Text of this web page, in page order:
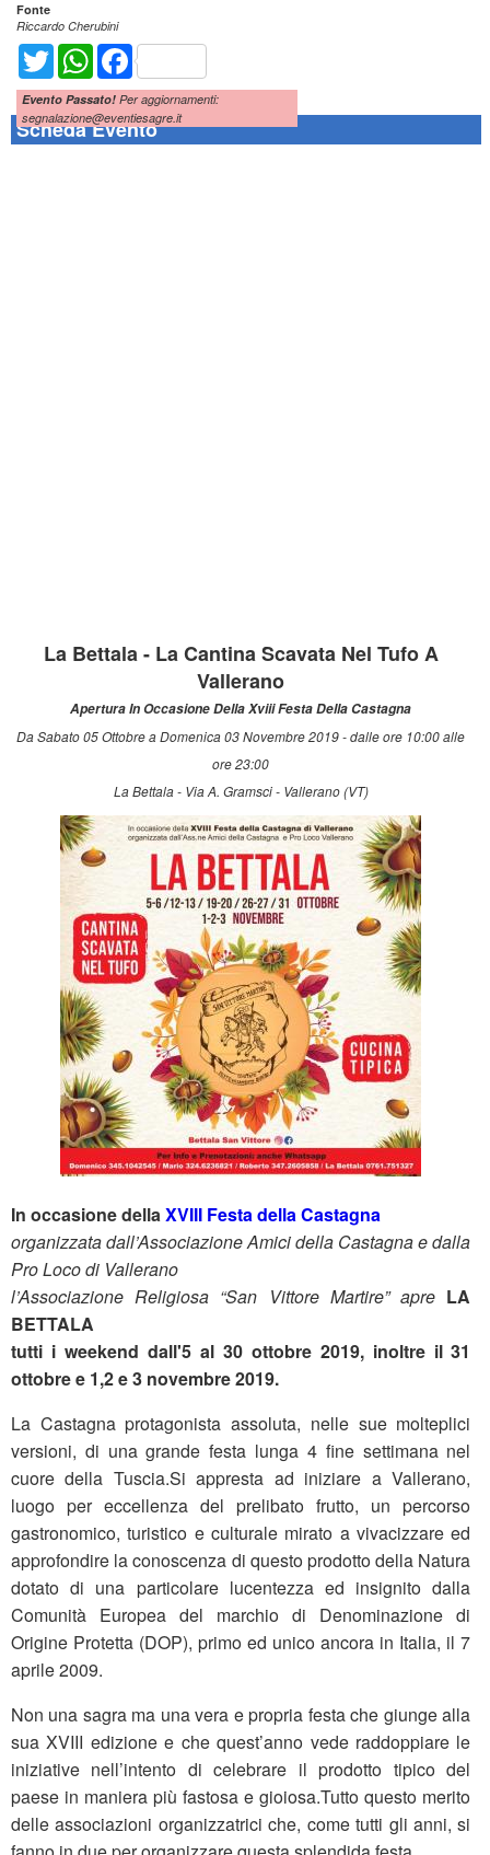
Fonte
Riccardo Cherubini
Twitter WhatsAppFacebook
Evento Passato! Per aggiornamenti:
segnalazione@eventiesagre.it
Scheda Evento
La Bettala - La Cantina Scavata Nel Tufo A
Vallerano
Apertura In Occasione Della Xviii Festa Della Castagna
Da Sabato 05 Ottobre a Domenica 03 Novembre 2019 - dalle ore 10:00 alle
ore 23:00
La Bettala - Via A. Gramsci - Vallerano (VT)
In occasione dellaXVIII Festa della Castagna
organizzata dall’Associazione Amici della Castagna e dalla
Pro Loco di Vallerano
l’Associazione Religiosa “San Vittore Martire” apre LA
BETTALA
tutti i weekend dall'5 al 30 ottobre 2019, inoltre il 31
ottobre e 1,2 e 3 novembre 2019.
La Castagna protagonista assoluta, nelle sue molteplici
versioni, di una grande festa lunga 4 fine settimana nel
cuore della Tuscia.Si appresta ad iniziare a Vallerano,
luogo per eccellenza del prelibato frutto, un percorso
gastronomico, turistico e culturale mirato a vivacizzare ed
approfondire la conoscenza di questo prodotto della Natura
dotato di una particolare lucentezza ed insignito dalla
Comunità Europea del marchio di Denominazione di
Origine Protetta (DOP), primo ed unico ancora in Italia, il 7
aprile 2009.
Non una sagra ma una vera e propria festa che giunge alla
sua XVIII edizione e che quest’anno vede raddoppiare le
iniziative nell’intento di celebrare il prodotto tipico del
paese in maniera più fastosa e gioiosa.Tutto questo merito
delle associazioni organizzatrici che, come tutti gli anni, si